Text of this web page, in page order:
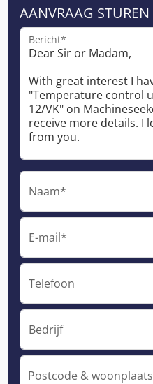
AANVRAAG STUREN
Bericht*
Naam*
E-mail*
Telefoon
Bedrijf
Postcode & woonplaats